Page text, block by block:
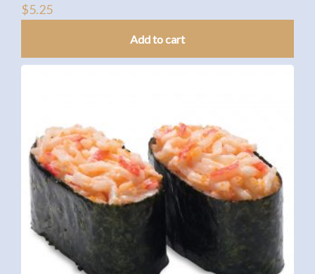
$5.25
Add to cart